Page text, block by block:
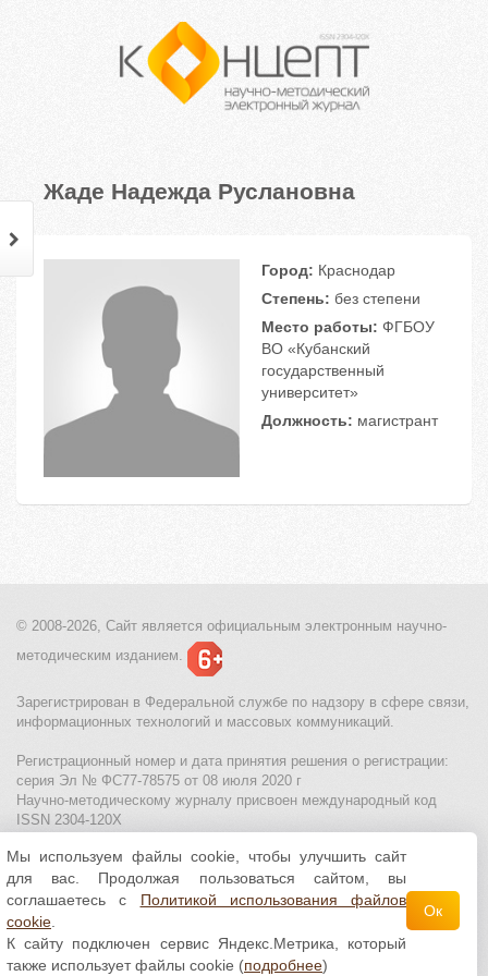
Жаде Надежда Руслановна
Город: Краснодар
Степень: без степени
Место работы: ФГБОУ
ВО «Кубанский
государственный
университет»
Должность: магистрант
© 2008-2026, Сайт является официальным электронным научно-
методическим изданием.
Зарегистрирован в Федеральной службе по надзору в сфере связи,
информационных технологий и массовых коммуникаций.
Регистрационный номер и дата принятия решения о регистрации:
серия Эл № ФС77-78575 от 08 июля 2020 г
Научно-методическому журналу присвоен международный код
ISSN 2304-120X
МЦИТО|Школьные олимпиады и онлайн конкурсы для детей
Политика использования файлов cookie| Политика обработки и
защиты персональных данных
Все материалы доступны полицензии Creative
Commons С указанием авторства 4.0 Всемирная
Мы используем файлы cookie, чтобы улучшить сайт
для вас. Продолжая пользоваться сайтом, вы
соглашаетесь с Политикой использования файлов
cookie
К сайту подключен сервис Яндекс.Метрика, который
также использует файлы cookie (подробнее)
Ок